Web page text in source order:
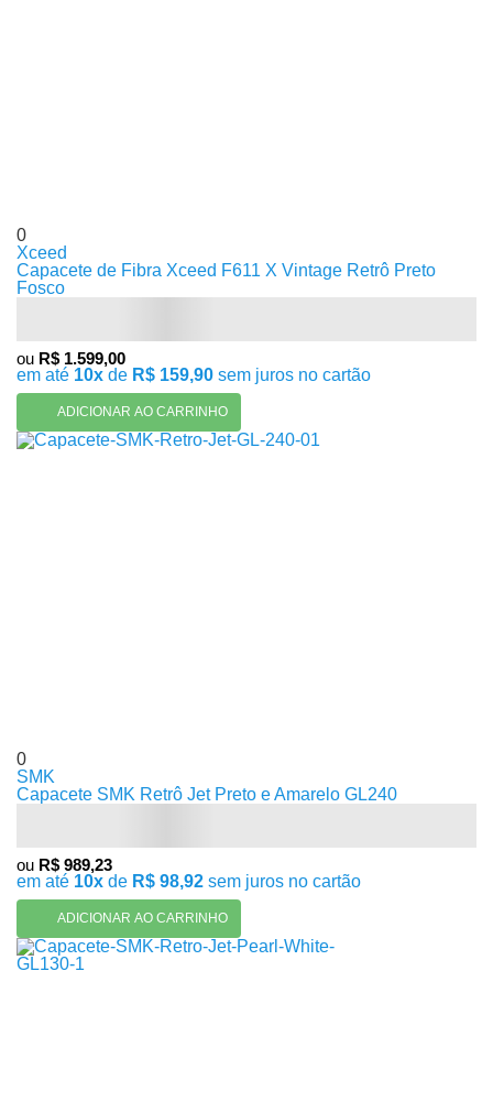
0
Xceed
Capacete de Fibra Xceed F611 X Vintage Retrô Preto
Fosco
ou R$ 1.599,00
em até 10x de R$ 159,90 sem juros no cartão
ADICIONAR AO CARRINHO
0
SMK
Capacete SMK Retrô Jet Preto e Amarelo GL240
ou R$ 989,23
em até 10x de R$ 98,92 sem juros no cartão
ADICIONAR AO CARRINHO